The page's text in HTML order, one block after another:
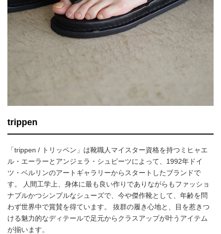
trippen
「trippen / トリッペン」は靴職人マイスター資格を持つミヒャエ
ル・エーラーとアンジェラ・シュピーツによって、1992年ドイ
ツ・ベルリンのアートギャラリーからスタートしたブランドで
す。 人間工学上、身体に最も良い作りでありながらもファッショ
ナブルかつシンプルなシューズで、今や傑作靴として、年齢を問
わず世界中で賞賛を得ています。 抜群の履き心地と、目を惹きつ
ける魅力的なディテールで足元からクラスアップが叶うアイテム
が揃います。